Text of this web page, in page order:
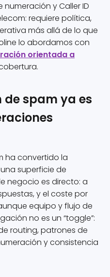
y Caller ID
requiere política,
más allá de lo que
lo abordamos con
orientada a
spam ya es
ha convertido la
superficie de
negocio es directo: a
y el coste por
equipo y flujo de
no es un “toggle”:
routing, patrones de
y consistencia